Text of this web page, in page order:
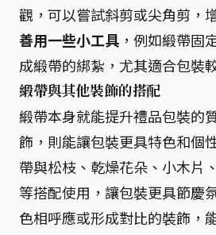
觀，可以嘗試斜剪或尖角剪，
善用一些小工具 ，例如緞帶固
成緞帶的綁紮，尤其適合包裝
緞帶與其他裝飾的搭配
緞帶本身就能提升禮品包裝的
飾，則能讓包裝更具特色和個
帶與松枝、乾燥花朵、小木片
等搭配使用，讓包裝更具節慶
色相呼應或形成對比的裝飾，